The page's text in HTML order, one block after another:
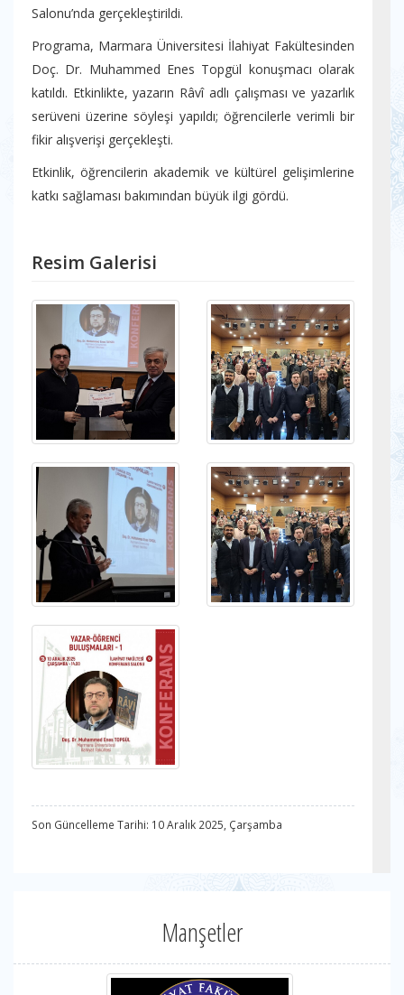
Salonu’nda gerçekleştirildi.
Programa, Marmara Üniversitesi İlahiyat Fakültesinden
Doç. Dr. Muhammed Enes Topgül konuşmacı olarak
katıldı. Etkinlikte, yazarın Râvî adlı çalışması ve yazarlık
serüveni üzerine söyleşi yapıldı; öğrencilerle verimli bir
fikir alışverişi gerçekleşti.
Etkinlik, öğrencilerin akademik ve kültürel gelişimlerine
katkı sağlaması bakımından büyük ilgi gördü.
Resim Galerisi
Son Güncelleme Tarihi: 10 Aralık 2025, Çarşamba
Manşetler